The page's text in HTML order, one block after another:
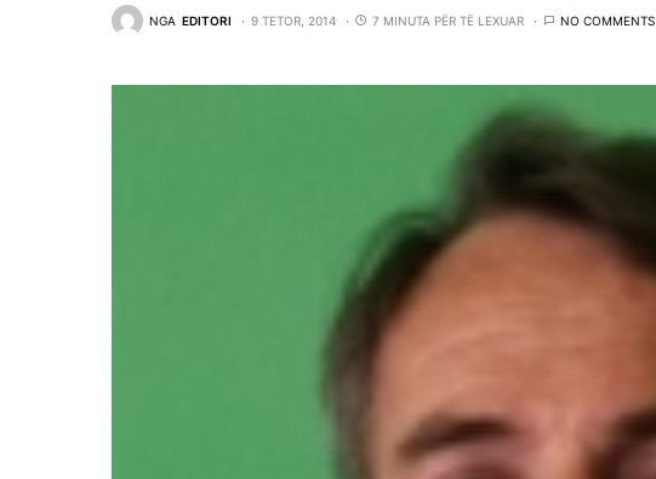
NGA EDITORI 9 TETOR, 2014 7 MINUTA PËR TË LEXUAR NO COMMENTS